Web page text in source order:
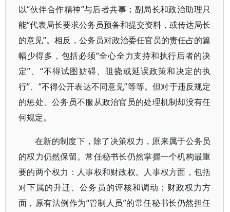
以“伙伴合作精神”与后者共事；副局长和政治助理只
能“代表局长要求公务员预备和提交资料，或传达局长
的意见”。相反，公务员对政治委任官员的责任占的篇
幅少得多，包括必须“全心全力支持和执行后者的决
定”、“不得试图妨碍、阻挠或延误政策和决定的执
行”、“不得公开表达不同意见”等等。但对于违反规定
的惩处、公务员不服从政治官员的处理机制却没有任
何规定。
在新的制度下，除了决策权力，原来属于公务员
的权力仍然保留。常任秘书长仍然掌握一个机构最重
要的两个权力：人事权和财政权。人事权方面，包括
对下属的升迁、公务员的评核和调动；财政权力方
面，原有法例作为“管制人员”的常任秘书长仍然担任